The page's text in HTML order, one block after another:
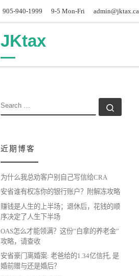
905-940-1999 9-5 Mon-Fri admin@jktax.ca
JKtax
SEARCH
近期博客
为什么我总劝客户别自己写信给CRA
安省谁有权冻你的银行账户？附解冻攻略
赚钱是人生的上半场；退休后，花钱的顺
序决定了人生下半场
OAS怎么才能领满？这份”白拿的养老金”
攻略，请查收
安省豪门离婚案: 老爸给的1.34亿信托, 是
婚前赠与还是婚后？